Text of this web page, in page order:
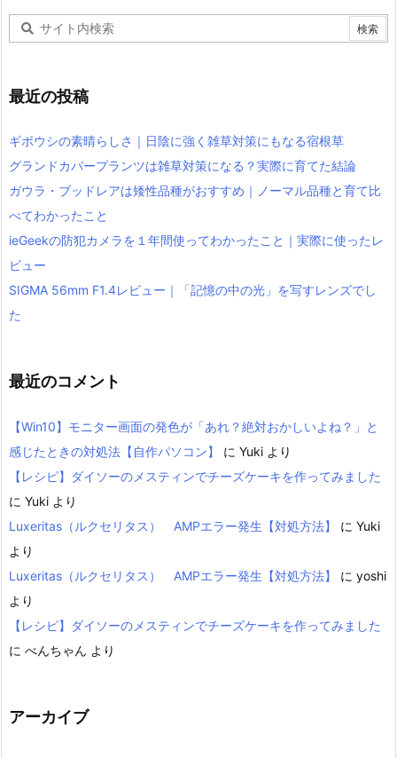
最近の投稿
ギボウシの素晴らしさ｜日陰に強く雑草対策にもなる宿根草
グランドカバープランツは雑草対策になる？実際に育てた結論
ガウラ・ブッドレアは矮性品種がおすすめ｜ノーマル品種と育て比
べてわかったこと
ieGeekの防犯カメラを１年間使ってわかったこと｜実際に使ったレ
ビュー
SIGMA 56mm F1.4レビュー｜「記憶の中の光」を写すレンズでし
た
最近のコメント
【Win10】モニター画面の発色が「あれ？絶対おかしいよね？」と
感じたときの対処法【自作パソコン】
に Yuki より
【レシピ】ダイソーのメスティンでチーズケーキを作ってみました
に Yuki より
Luxeritas（ルクセリタス） AMPエラー発生【対処方法】
に Yuki
より
Luxeritas（ルクセリタス） AMPエラー発生【対処方法】
に yoshi
より
【レシピ】ダイソーのメスティンでチーズケーキを作ってみました
に べんちゃん より
アーカイブ